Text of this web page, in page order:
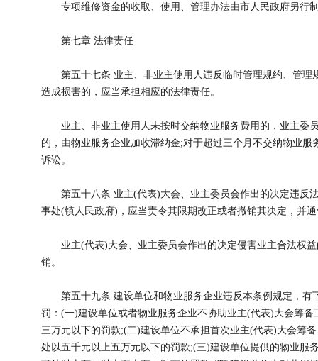
专项维修资金的收取、使用、管理办法由市人民政府另行
第七章 法律责任
第五十七条 业主、非业主使用人违反临时管理规约、管理
造成损害的，应当承担相应的法律责任。
业主、非业主使用人未按时交纳物业服务费用的，业主委
的，由物业服务企业加收滞纳金;对于超过三个月不交纳物业
诉讼。
第五十八条 业主(代表)大会、业主委员会作出的决定违反
事处(镇人民政府)，应当责令其限期改正或者撤销其决定，并
业主(代表)大会、业主委员会作出的决定侵害业主合法权益
销。
第五十九条 建设单位和物业服务企业违反本条例规定，有
罚：(一)建设单位或者物业服务企业不协助业主(代表)大会筹
三万元以下的罚款;(二)建设单位不承担首次业主(代表)大会筹
处以五千元以上五万元以下的罚款;(三)建设单位提供的物业服